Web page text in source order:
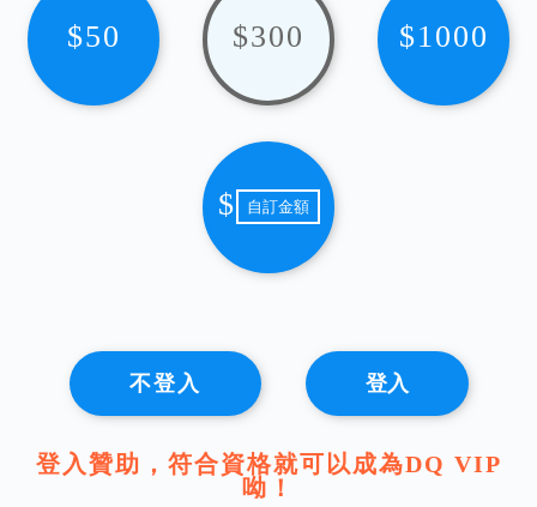
$50 $300 $1000
$
不登入 登入
登入贊助，符合資格就可以成為DQ VIP
呦！